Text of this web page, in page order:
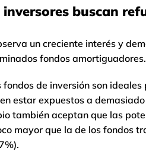
inversores buscan
un creciente interés y
fondos amortiguadores.
fondos de inversión son
estar expuestos a
también aceptan que las
mayor que la de los fondos